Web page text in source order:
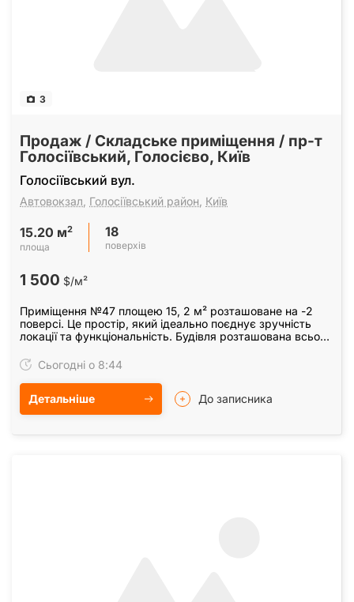
3
Продаж / Складське приміщення / пр-т
Голосіївський, Голосієво, Київ
Голосіївський вул.
Автовокзал, Голосіївський район, Київ
15.20 м2
площа
18
поверхів
1 500 $/м²
Приміщення №47 площею 15, 2 м² розташоване на -2
поверсі. Це простір, який ідеально поєднує зручність
локації та функціональність. Будівля розташована всього
Сьогодні о 8:44
Детальніше До записника